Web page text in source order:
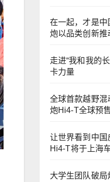
在一起，才是
炮以品类创新
走进“我和我的
卡力量
全球首款越野混
炮Hi4-T全球预
让世界看到中
Hi4-T将于上海
大学生团队破局